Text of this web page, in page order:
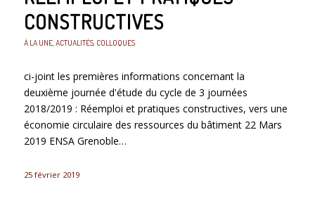
CONSTRUCTIVES
À LA UNE, ACTUALITÉS, COLLOQUES
ci-joint les premières informations concernant la
deuxième journée d'étude du cycle de 3 journées
2018/2019 : Réemploi et pratiques constructives, vers une
économie circulaire des ressources du bâtiment 22 Mars
2019 ENSA Grenoble…
25 février 2019